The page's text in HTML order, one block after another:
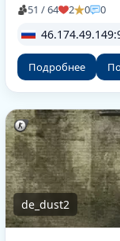
51 / 64 2 0 0
Подробнее
de_dust2